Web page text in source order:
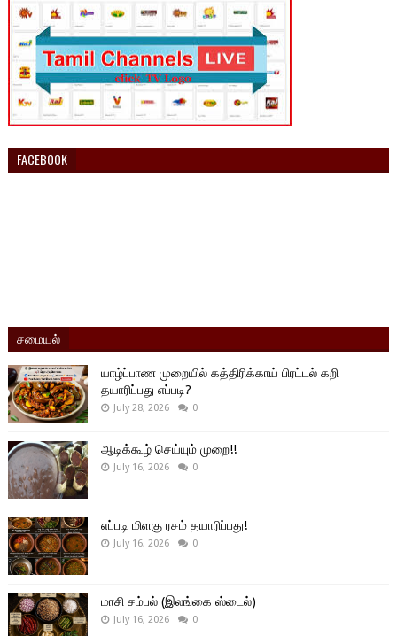
FACEBOOK
சமையல்
யாழ்ப்பாண முறையில் கத்திரிக்காய் பிரட்டல் கறி
தயாரிப்பது எப்படி?
July 28, 2026 0
ஆடிக்கூழ் செய்யும் முறை!!
July 16, 2026 0
எப்படி மிளகு ரசம் தயாரிப்பது!
July 16, 2026 0
மாசி சம்பல் (இலங்கை ஸ்டைல்)
July 16, 2026 0